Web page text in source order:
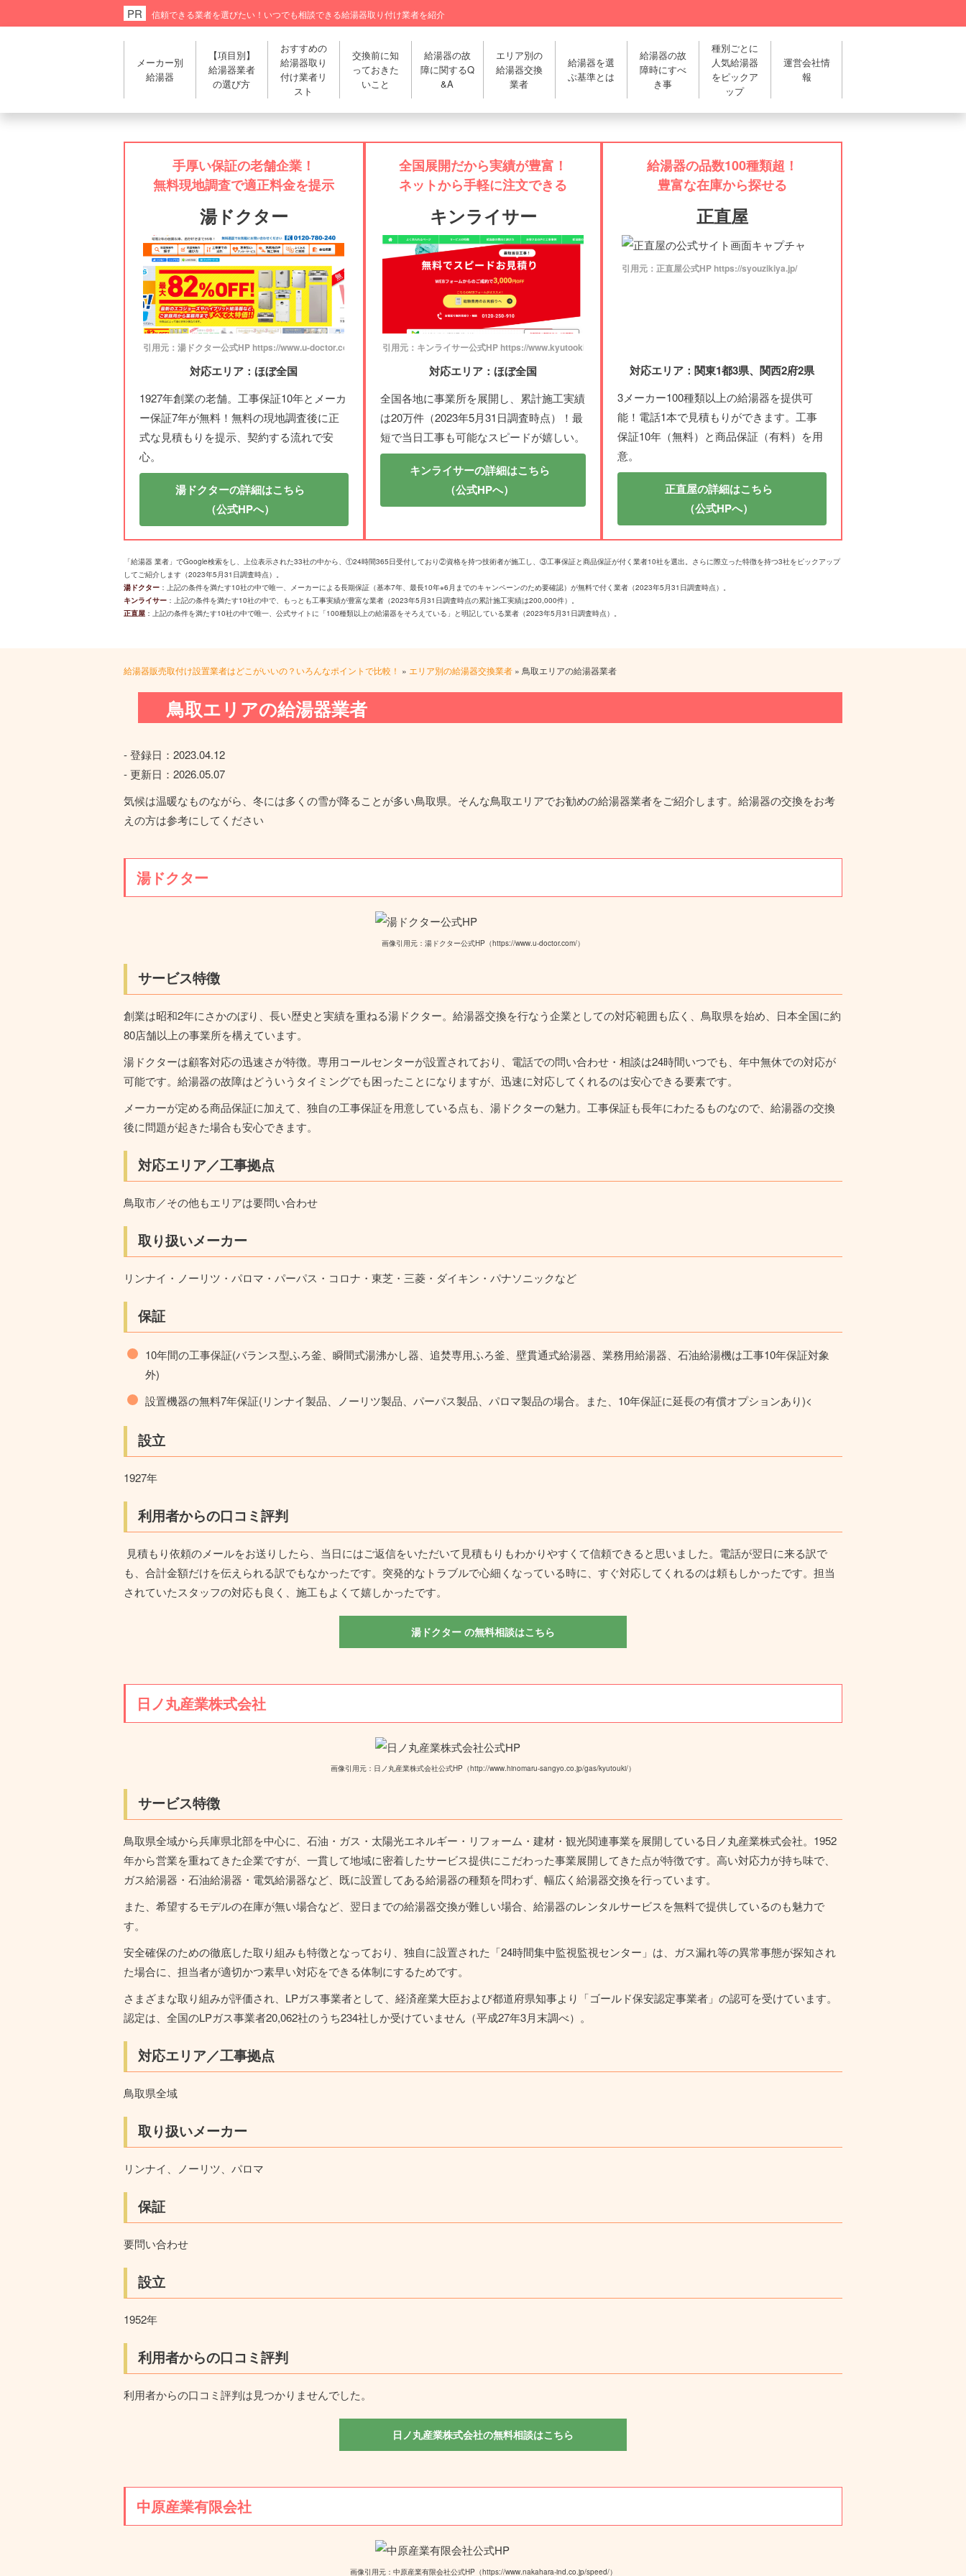
信頼できる業者を選びたい！ いつでも相談できる給湯器取り付け業者を紹介
メーカー別
給湯器
【項目別】
給湯器業者
の選び方
おすすめの
給湯器取り
付け業者リ
スト
交換前に知
っておきた
いこと
給湯器の故
障に関するQ
&A
エリア別の
給湯器交換
業者
給湯器を選
ぶ基準とは
給湯器の故
障時にすべ
き事
種別ごとに
人気給湯器
をピックア
ップ
運営会社情
報
手厚い保証の老舗企業！
無料現地調査で適正料金を提示
湯ドクター
引用元：湯ドクター公式HP https://www.u-doctor.com/
対応エリア：ほぼ全国
1927年創業の老舗。工事保証10年とメーカ
ー保証7年が無料！無料の現地調査後に正
式な見積もりを提示、契約する流れで安
心。
湯ドクターの詳細はこちら
（公式HPへ）
全国展開だから実績が豊富！
ネットから手軽に注文できる
キンライサー
引用元：キンライサー公式HP https://www.kyutooki.com/
対応エリア：ほぼ全国
全国各地に事業所を展開し、累計施工実績
は20万件（2023年5月31日調査時点）！最
短で当日工事も可能なスピードが嬉しい。
キンライサーの詳細はこちら
（公式HPへ）
給湯器の品数100種類超！
豊富な在庫から探せる
正直屋
引用元：正直屋公式HP https://syouzikiya.jp/
対応エリア：関東1都3県、関西2府2県
3メーカー100種類以上の給湯器を提供可
能！電話1本で見積もりができます。工事
保証10年（無料）と商品保証（有料）を用
意。
正直屋の詳細はこちら
（公式HPへ）
「給湯器 業者」でGoogle検索をし、上位表示された33社の中から、①24時間365日受付しており②資格を持つ技術者が施工し、③工事保証と商品保証が付く業者10社を選出。さらに際立った特徴を持つ3社をピックアップ
してご紹介します（2023年5月31日調査時点）。
湯ドクター ：上記の条件を満たす10社の中で唯一、メーカーによる長期保証（基本7年、最長10年※6月までのキャンペーンのため要確認）が無料で付く業者（2023年5月31日調査時点）。
キンライサー ：上記の条件を満たす10社の中で、もっとも工事実績が豊富な業者（2023年5月31日調査時点の累計施工実績は200,000件）。
正直屋 ：上記の条件を満たす10社の中で唯一、公式サイトに「100種類以上の給湯器をそろえている」と明記している業者（2023年5月31日調査時点）。
給湯器販売取付け設置業者はどこがいいの？いろんなポイントで比較！ » エリア別の給湯器交換業者 » 鳥取エリアの給湯器業者
鳥取エリアの給湯器業者
- 登録日： 2023.04.12
- 更新日： 2026.05.07
気候は温暖なものながら、冬には多くの雪が降ることが多い鳥取県。そんな鳥取エリアでお勧めの給湯器業者をご紹介します。給湯器の交換をお考
えの方は参考にしてください
湯ドクター
画像引用元：湯ドクター公式HP（https://www.u-doctor.com/）
サービス特徴
創業は昭和2年にさかのぼり、長い歴史と実績を重ねる湯ドクター。給湯器交換を行なう企業としての対応範囲も広く、鳥取県を始め、日本全国に約
80店舗以上の事業所を構えています。
湯ドクターは顧客対応の迅速さが特徴。専用コールセンターが設置されており、電話での問い合わせ・相談は24時間いつでも、年中無休での対応が
可能です。給湯器の故障はどういうタイミングでも困ったことになりますが、迅速に対応してくれるのは安心できる要素です。
メーカーが定める商品保証に加えて、独自の工事保証を用意している点も、湯ドクターの魅力。工事保証も長年にわたるものなので、給湯器の交換
後に問題が起きた場合も安心できます。
対応エリア／工事拠点
鳥取市／その他もエリアは要問い合わせ
取り扱いメーカー
リンナイ・ノーリツ・パロマ・パーパス・コロナ・東芝・三菱・ダイキン・パナソニックなど
保証
10年間の工事保証(バランス型ふろ釜、瞬間式湯沸かし器、追焚専用ふろ釜、壁貫通式給湯器、業務用給湯器、石油給湯機は工事10年保証対象
外)
設置機器の無料7年保証(リンナイ製品、ノーリツ製品、パーパス製品、パロマ製品の場合。また、10年保証に延長の有償オプションあり)<
設立
1927年
利用者からの口コミ評判
見積もり依頼のメールをお送りしたら、当日にはご返信をいただいて見積もりもわかりやすくて信頼できると思いました。電話が翌日に来る訳で
も、合計金額だけを伝えられる訳でもなかったです。突発的なトラブルで心細くなっている時に、すぐ対応してくれるのは頼もしかったです。担当
されていたスタッフの対応も良く、施工もよくて嬉しかったです。
湯ドクター の無料相談はこちら
日ノ丸産業株式会社
画像引用元：日ノ丸産業株式会社公式HP（http://www.hinomaru-sangyo.co.jp/gas/kyutouki/）
サービス特徴
鳥取県全域から兵庫県北部を中心に、石油・ガス・太陽光エネルギー・リフォーム・建材・観光関連事業を展開している日ノ丸産業株式会社。1952
年から営業を重ねてきた企業ですが、一貫して地域に密着したサービス提供にこだわった事業展開してきた点が特徴です。高い対応力が持ち味で、
ガス給湯器・石油給湯器・電気給湯器など、既に設置してある給湯器の種類を問わず、幅広く給湯器交換を行っています。
また、希望するモデルの在庫が無い場合など、翌日までの給湯器交換が難しい場合、給湯器のレンタルサービスを無料で提供しているのも魅力で
す。
安全確保のための徹底した取り組みも特徴となっており、独自に設置された「24時間集中監視監視センター」は、ガス漏れ等の異常事態が探知され
た場合に、担当者が適切かつ素早い対応をできる体制にするためです。
さまざまな取り組みが評価され、LPガス事業者として、経済産業大臣および都道府県知事より「ゴールド保安認定事業者」の認可を受けています。
認定は、全国のLPガス事業者20,062社のうち234社しか受けていません（平成27年3月末調べ）。
対応エリア／工事拠点
鳥取県全域
取り扱いメーカー
リンナイ、ノーリツ、パロマ
保証
要問い合わせ
設立
1952年
利用者からの口コミ評判
利用者からの口コミ評判は見つかりませんでした。
日ノ丸産業株式会社の無料相談はこちら
中原産業有限会社
画像引用元：中原産業有限会社公式HP（https://www.nakahara-ind.co.jp/speed/）